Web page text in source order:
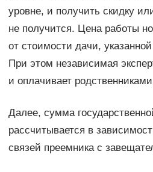
уровне, и получить скидку
не получится. Цена работы
от стоимости дачи,
При этом независимая
и оплачивает
Далее, сумма
рассчитывается в
связей преемника с